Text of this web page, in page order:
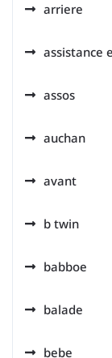
arriere
assistance
assos
auchan
avant
b twin
babboe
balade
bebe